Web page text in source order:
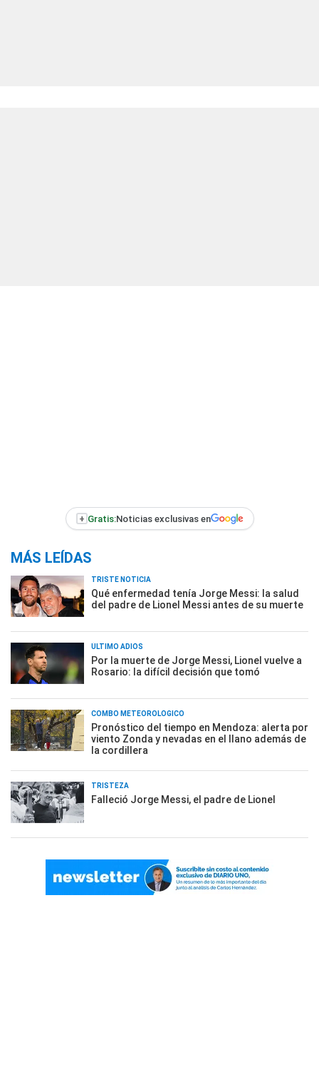
+ Gratis:Noticias exclusivas en
MÁS LEÍDAS
TRISTE NOTICIA
Qué enfermedad tenía Jorge Messi: la salud
del padre de Lionel Messi antes de su muerte
ÚLTIMO ADIÓS
Por la muerte de Jorge Messi, Lionel vuelve a
Rosario: la difícil decisión que tomó
COMBO METEOROLÓGICO
Pronóstico del tiempo en Mendoza: alerta por
viento Zonda y nevadas en el llano además de
la cordillera
TRISTEZA
Falleció Jorge Messi, el padre de Lionel